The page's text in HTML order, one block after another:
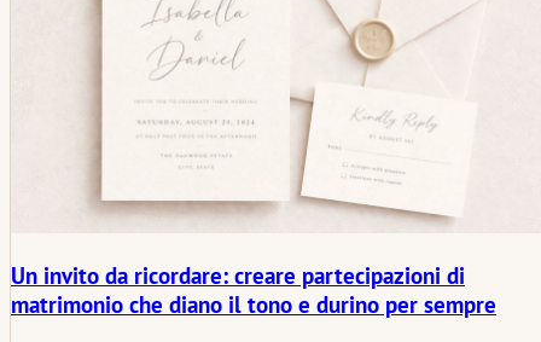
Un invito da ricordare: creare partecipazioni di
matrimonio che diano il tono e durino per sempre